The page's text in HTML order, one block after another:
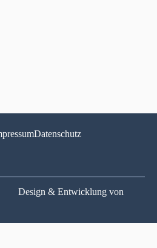
Datenschutz
Design & Entwicklung von